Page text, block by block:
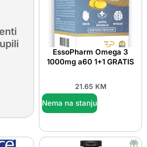
EssoPharm Omega 3
1000mg a60 1+1 GRATIS
21.65 KM
Nema na stanju